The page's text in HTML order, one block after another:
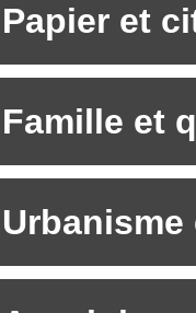
Papier et
Famille et